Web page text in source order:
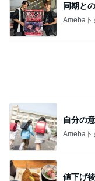
同期と
Amebaト
値下げ
Amebaト